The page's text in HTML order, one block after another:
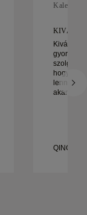
Kaleida
KIVÁLÓ
Kiváló ár,
gyorsan
hogy az
lenne az
akartunk
QING JI,